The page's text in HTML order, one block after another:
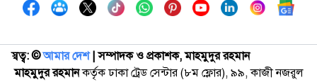
স্বত্ব: ©️আমার দেশ| সম্পাদক ও প্রকাশক, মাহমুদুর রহমান
মাহমুদুর রহমানকর্তৃক ঢাকা ট্রেড সেন্টার (৮ম ফ্লোর), ৯৯, কাজী নজরুল